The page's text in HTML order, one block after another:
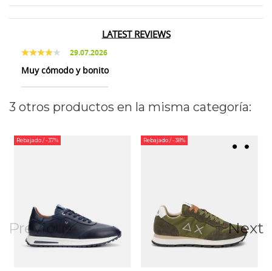
LATEST REVIEWS
29.07.2026
Muy cómodo y bonito
3 otros productos en la misma categoría:
Previous
Rebajado/ -37% Rebajado/ -38%
Next